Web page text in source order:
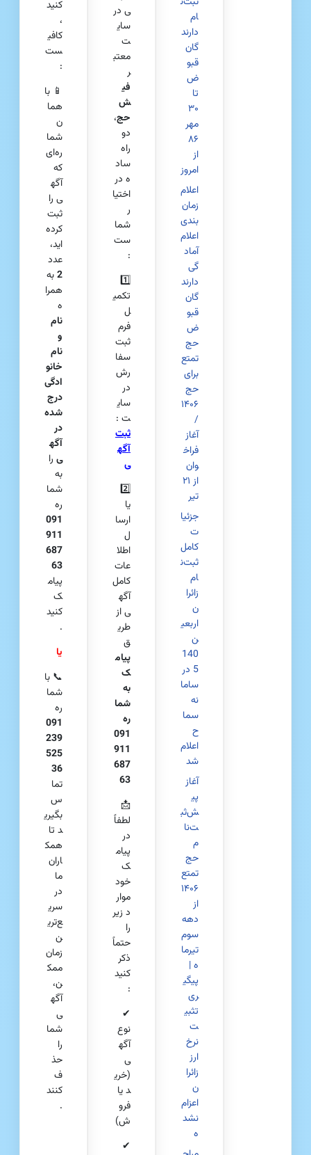
ام
دارند
گان
قبو
ض
تا
۳۰
مهر
۸۶
از
امروز
اعلام
زمان‌
بندی
اعلام
آماد
گی
دارند
گان
قبو
ض
حج
تمتع
برای
حج
۱۴۰۶
/
آغاز
فراخ
وان
از ۲۱
تیر
جزئیا
ت
کامل
ثبت‌ن
ام
زائرا
ن
اربعی
ن
140
5 در
ساما
نه
سما
ح
اعلام
شد
آغاز
پی
ش‌ثب
ت‌نا
م
حج
تمتع
۱۴۰۶
از
دهه
سوم
تیرما
ه |
پیگی
ری
تثبی
ت
نرخ
ارز
زائرا
ن
اعزام‌
نشد
ه
ی در
سای
ت
معتب
ر
فی
ش‌
حج،
دو
راه
ساد
ه در
اختیا
ر
شما
ست
:
1️⃣
تکمی
ل
فرم
ثبت
سفا
رش
در
سای
ت :
ثبت
آگه
ی
2️⃣
یا
ارسا
ل
اطلا
عات
کامل
آگه
ی از
طری
ق
پیام
ک
به
شما
ره
091
911
687
63
📩
لطفاً
در
پیام
ک
خود
موار
د زیر
را
حتماً
ذکر
کنید
:
✔
نوع
آگه
ی
(خری
د یا
فرو
ش)
✔
کنید
،
کافی
ست
:
📱 با
هما
ن
شما
ره‌ای
که
آگه
ی را
ثبت
کرده‌
اید،
عدد
2به
همرا
ه
نام
و
نام
خانو
ادگی
درج‌
شده
در
آگه
ی را
به
شما
ره
091
911
687
63
پیام
ک
کنید
.
یا
📞 با
شما
ره
091
239
525
36
تما
س
بگیری
د تا
همک
اران
ما
در
سری
ع‌تری
ن
زمان
ممک
ن،
آگه
ی
شما
را
حذ
ف
کنند
.